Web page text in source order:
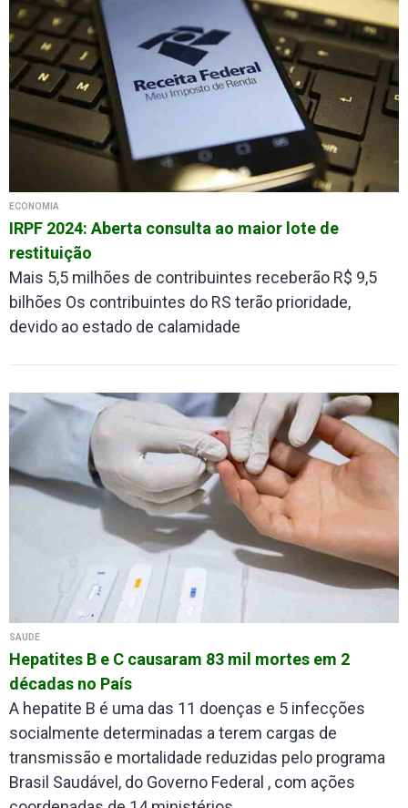
ECONOMIA
IRPF 2024: Aberta consulta ao maior lote de
restituição
Mais 5,5 milhões de contribuintes receberão R$ 9,5
bilhões Os contribuintes do RS terão prioridade,
devido ao estado de calamidade
SAÚDE
Hepatites B e C causaram 83 mil mortes em 2
décadas no País
A hepatite B é uma das 11 doenças e 5 infecções
socialmente determinadas a terem cargas de
transmissão e mortalidade reduzidas pelo programa
Brasil Saudável, do Governo Federal , com ações